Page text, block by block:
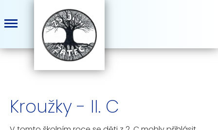
Kroužky - II. C